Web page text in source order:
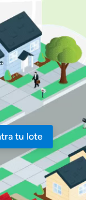
tu lote